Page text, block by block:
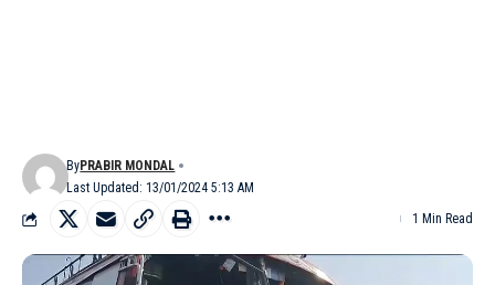
Last Updated: 13/01/2024 5:13 AM
ByPRABIR MONDAL
1 Min Read